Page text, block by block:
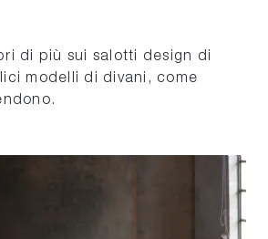
di più sui salotti design di
modelli di divani, come